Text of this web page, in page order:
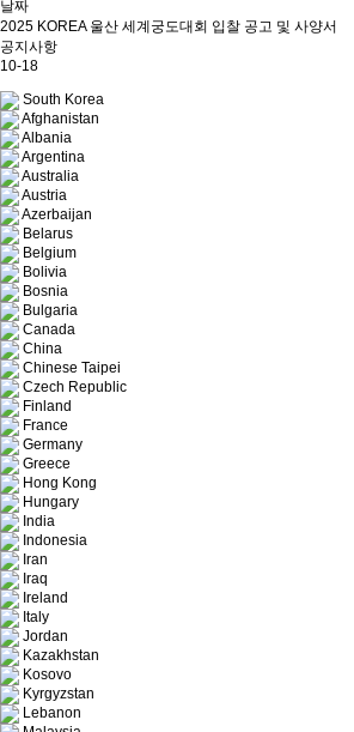
날짜
2025 KOREA 울산 세계궁도대회 입찰 공고 및 사양서
공지사항
10-18
South Korea
Afghanistan
Albania
Argentina
Australia
Austria
Azerbaijan
Belarus
Belgium
Bolivia
Bosnia
Bulgaria
Canada
China
Chinese Taipei
Czech Republic
Finland
France
Germany
Greece
Hong Kong
Hungary
India
Indonesia
Iran
Iraq
Ireland
Italy
Jordan
Kazakhstan
Kosovo
Kyrgyzstan
Lebanon